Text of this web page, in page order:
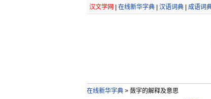
汉文学网 在线新华字典| 汉语词典| 成语词
在线新华字典 >蔹字的解释及意思